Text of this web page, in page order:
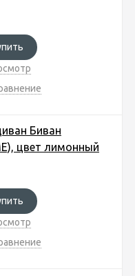
Биван
цвет лимонный